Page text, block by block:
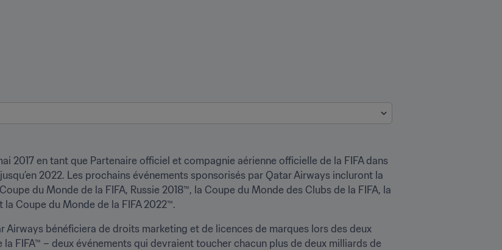
2017 en tant que Partenaire officiel et compagnie aérienne officielle de la FIFA dans
2022. Les prochains événements sponsorisés par Qatar Airways incluront la
du Monde de la FIFA, Russie 2018™, la Coupe du Monde des Clubs de la FIFA, la
Coupe du Monde de la FIFA 2022™.
Airways bénéficiera de droits marketing et de licences de marques lors des deux
FIFA™ – deux événements qui devraient toucher chacun plus de deux milliards de